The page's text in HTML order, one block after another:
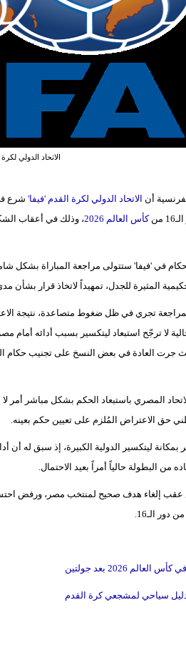
الاتحاد الدولي
أن الاتحاد الدولي لكرة القدم 'فيفا' شرع
من
كأس العالم 2026
، وذلك في أعقاب
في 'فيفا' ستتولى مراجعة المباراة بشكل
المثيرة للجدل، تمهيداً لاتخاذ قرار بشأن
تجري في ظل ضغوط متصاعدة، نتيجة
لا ترجّح استبعاد ليتكسير بسبب أدائه
العادة في بعض النسخ على تجنيب حكام
المصري باستبعاد الحكم بشكل مباشر
حق الاعتراض المُلزم على تعيين حكم بعينه.
عقب إلغاء هدف صحيح لمنتخب مصر، ورفض
2026 بعد جولتين
دليل سياحي لمشجعي كرة القدم